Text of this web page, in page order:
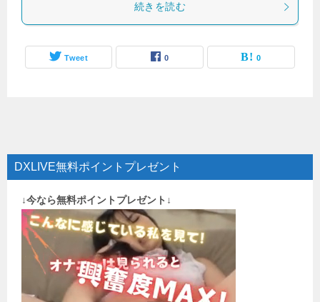
続きを読む
Tweet 0 0
DXLIVE無料ポイントプレゼント
↓今なら無料ポイントプレゼント↓